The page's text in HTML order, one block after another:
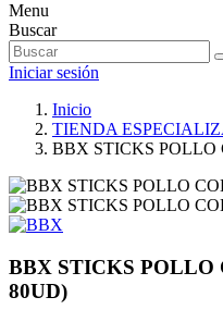
Menu
Buscar
Iniciar sesión
Inicio
TIENDA
BBX STICKS POLLO
BBX STICKS POLLO
80UD)